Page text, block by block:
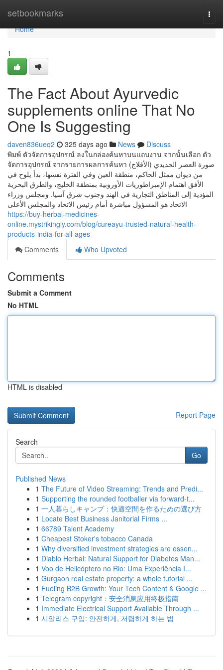
setbookmarks
Home
Home
1
The Fact About Ayurvedic
supplements online That No
One Is Suggesting
daven836ueq2 325 days ago News
Discuss
พิมพ์ ตัวจัดการอุปกรณ์ ลงในกล่องค้นหาบนแถบงาน จากนั้นเลือก ตัว
จัดการอุปกรณ์ จากรายการผลการค้นหา صورة العصر الحديدي (الأفلاج)
من ديوان ممثل الحاكم، منطقة العين وفي الفترة نفسها، بدأ يلوح في
الأفق اهتمام الإمبراطوريات الأوروبية بمنطقة الخليج، والطرق البحرية
المؤدية إلى المناطق التجارية في الهند وجنوب شرق آسيا. ومجلس وزراء
الاتحاد هو المسؤول مباشرة أمام رئيس الاتحاد والمجلس الأعلى
https://buy-herbal-medicines-
online.mystrikingly.com/blog/cureayu-trusted-natural-health-
products-india-for-all-ages
Comments
Who Upvoted
Comments
Submit a Comment
No HTML
HTML is disabled
Report Page
Search
Go
Published News
1 The Future of Video Streaming: Trends and Predi...
1 Supporting the rounded footballer via forward-t...
1 一人暮らしキャンプ：快適空間を作るための選び方
1 Locate Best Business Janitorial Firms ...
1 66789 Talent Academy
1 Cheapest Stoker's tobacco Canada
1 Why diversified investment strategies are essen...
1 Diablo Herbal: Natural Support for Diabetes Man...
1 Voo de Helicóptero no Rio: Uma Experiência I...
1 Gurgaon real estate property: a whole tutorial ...
1 Fueling B2B Growth: Your Tech Content & Google ...
1 Telegram copyright：安全消息应用终极指南
1 Immediate Electrical Support Available Through ...
1 시알리스 구입: 안전하게, 저렴하게 하는 법